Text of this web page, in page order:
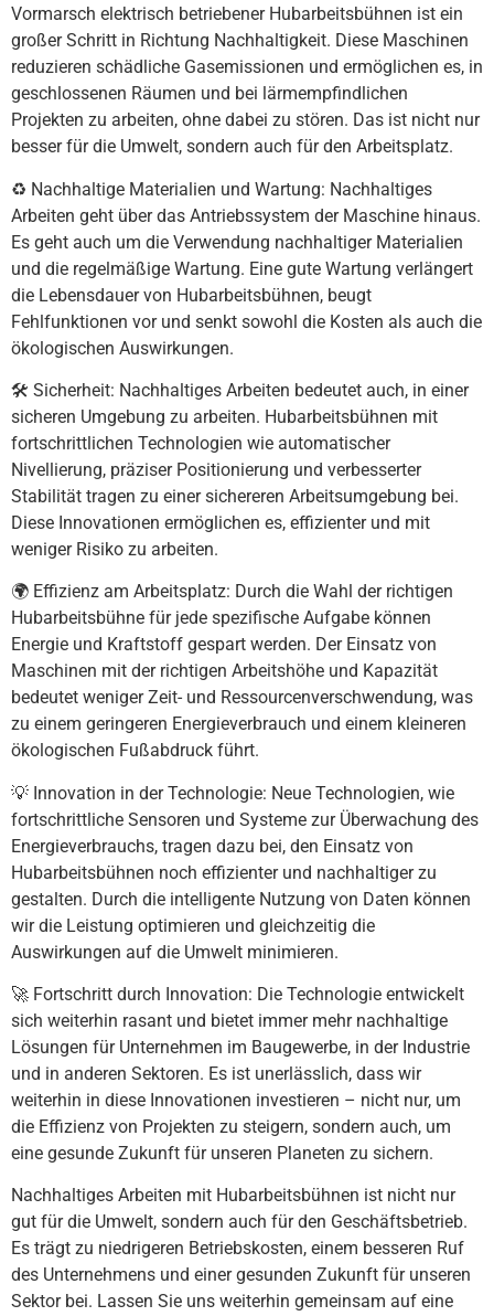
Vormarsch elektrisch betriebener Hubarbeitsbühnen ist ein
großer Schritt in Richtung Nachhaltigkeit. Diese Maschinen
reduzieren schädliche Gasemissionen und ermöglichen es, in
geschlossenen Räumen und bei lärmempfindlichen
Projekten zu arbeiten, ohne dabei zu stören. Das ist nicht nur
besser für die Umwelt, sondern auch für den Arbeitsplatz.
♻️ Nachhaltige Materialien und Wartung: Nachhaltiges
Arbeiten geht über das Antriebssystem der Maschine hinaus.
Es geht auch um die Verwendung nachhaltiger Materialien
und die regelmäßige Wartung. Eine gute Wartung verlängert
die Lebensdauer von Hubarbeitsbühnen, beugt
Fehlfunktionen vor und senkt sowohl die Kosten als auch die
ökologischen Auswirkungen.
🛠️ Sicherheit: Nachhaltiges Arbeiten bedeutet auch, in einer
sicheren Umgebung zu arbeiten. Hubarbeitsbühnen mit
fortschrittlichen Technologien wie automatischer
Nivellierung, präziser Positionierung und verbesserter
Stabilität tragen zu einer sichereren Arbeitsumgebung bei.
Diese Innovationen ermöglichen es, effizienter und mit
weniger Risiko zu arbeiten.
🌍 Effizienz am Arbeitsplatz: Durch die Wahl der richtigen
Hubarbeitsbühne für jede spezifische Aufgabe können
Energie und Kraftstoff gespart werden. Der Einsatz von
Maschinen mit der richtigen Arbeitshöhe und Kapazität
bedeutet weniger Zeit- und Ressourcenverschwendung, was
zu einem geringeren Energieverbrauch und einem kleineren
ökologischen Fußabdruck führt.
💡 Innovation in der Technologie: Neue Technologien, wie
fortschrittliche Sensoren und Systeme zur Überwachung des
Energieverbrauchs, tragen dazu bei, den Einsatz von
Hubarbeitsbühnen noch effizienter und nachhaltiger zu
gestalten. Durch die intelligente Nutzung von Daten können
wir die Leistung optimieren und gleichzeitig die
Auswirkungen auf die Umwelt minimieren.
🚀 Fortschritt durch Innovation: Die Technologie entwickelt
sich weiterhin rasant und bietet immer mehr nachhaltige
Lösungen für Unternehmen im Baugewerbe, in der Industrie
und in anderen Sektoren. Es ist unerlässlich, dass wir
weiterhin in diese Innovationen investieren – nicht nur, um
die Effizienz von Projekten zu steigern, sondern auch, um
eine gesunde Zukunft für unseren Planeten zu sichern.
Nachhaltiges Arbeiten mit Hubarbeitsbühnen ist nicht nur
gut für die Umwelt, sondern auch für den Geschäftsbetrieb.
Es trägt zu niedrigeren Betriebskosten, einem besseren Ruf
des Unternehmens und einer gesunden Zukunft für unseren
Sektor bei. Lassen Sie uns weiterhin gemeinsam auf eine